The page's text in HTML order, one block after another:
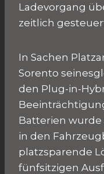
Ladevorgang
zeitlich
In Sachen
Sorento
den Plug-in-
Batterien
in den
platzsparende
fünfsitzigen